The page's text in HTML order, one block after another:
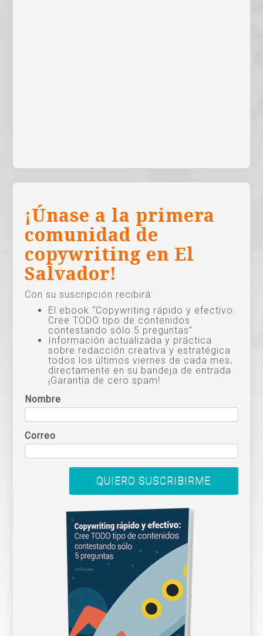
¡Únase a la primera
comunidad de
copywriting en El
Salvador!
Con su suscripción recibirá:
El ebook “Copywriting rápido y efectivo:
Cree TODO tipo de contenidos
contestando sólo 5 preguntas”
Información actualizada y práctica
sobre redacción creativa y estratégica
todos los últimos viernes de cada mes,
directamente en su bandeja de entrada.
¡Garantía de cero spam!
Nombre
Correo